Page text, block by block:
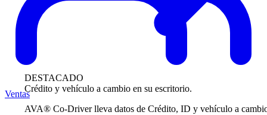
DESTACADO
Crédito y vehículo a cambio en su escritorio.
AVA® Co-Driver lleva datos de Crédito, ID y vehículo a
Ventas